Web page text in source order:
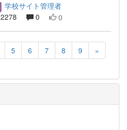
学校サイト管理者
2278
0 0
5 6 7 8 9 »